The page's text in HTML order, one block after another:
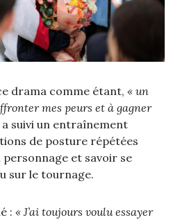
drama comme étant,« un
mes peurs et à gagner
a suivi un entraînement
de posture répétées
et savoir se
sur le tournage.
:« J’ai toujours voulu essayer